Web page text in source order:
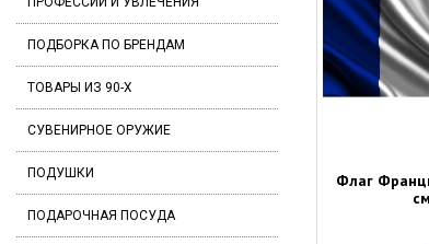
ПОДБОРКА ПО БРЕНДАМ
ТОВАРЫ ИЗ 90-Х
СУВЕНИРНОЕ ОРУЖИЕ
ПОДУШКИ
ПОДАРОЧНАЯ ПОСУДА
Флаг